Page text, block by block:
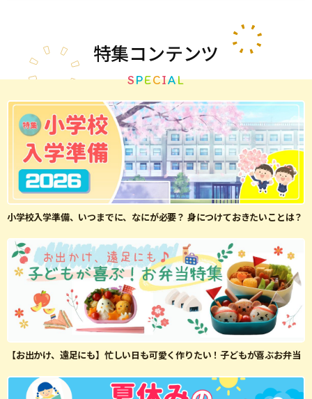
特集コンテンツ
SPECIAL
小学校入学準備、いつまでに、なにが必要？ 身につけておきたいことは？
【お出かけ、遠足にも】忙しい日も可愛く作りたい！子どもが喜ぶお弁当